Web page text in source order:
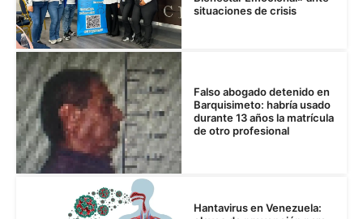
situaciones de crisis
Falso abogado detenido en
Barquisimeto: habría usado
durante 13 años la matrícula
de otro profesional
Hantavirus en Venezuela: